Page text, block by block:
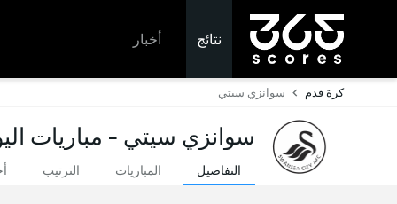
نتائج أخبار
كرة قدم سوانزي سيتي
سوانزي سيتي - مباريات
التفاصيل المباريات الترتيب